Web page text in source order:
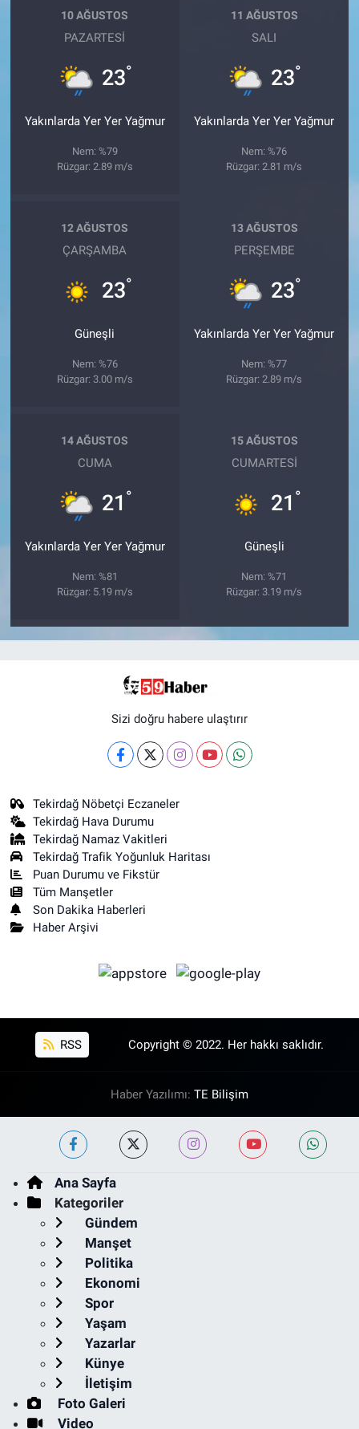
10 AĞUSTOS
PAZARTESI
23°
Yakınlarda Yer Yer Yağmur
Nem: %79
Rüzgar: 2.89 m/s
11 AĞUSTOS
SALI
23°
Yakınlarda Yer Yer Yağmur
Nem: %76
Rüzgar: 2.81 m/s
12 AĞUSTOS
ÇARŞAMBA
23°
Güneşli
Nem: %76
Rüzgar: 3.00 m/s
13 AĞUSTOS
PERŞEMBE
23°
Yakınlarda Yer Yer Yağmur
Nem: %77
Rüzgar: 2.89 m/s
14 AĞUSTOS
CUMA
21 °
Yakınlarda Yer Yer Yağmur
Nem: %81
Rüzgar: 5.19 m/s
15 AĞUSTOS
CUMARTESI
21 °
Güneşli
Nem: %71
Rüzgar: 3.19 m/s
Sizi doğru habere ulaştırır
Tekirdağ Nöbetçi Eczaneler
Tekirdağ Hava Durumu
Tekirdağ Namaz Vakitleri
Tekirdağ Trafik Yoğunluk Haritası
Puan Durumu ve Fikstür
Tüm Manşetler
Son Dakika Haberleri
Haber Arşivi
RSS Copyright © 2022. Her hakkı saklıdır.
Haber Yazılımı: TE Bilişim
Ana Sayfa
Kategoriler
Gündem
Manşet
Politika
Ekonomi
Spor
Yaşam
Yazarlar
Künye
İletişim
Foto Galeri
Video